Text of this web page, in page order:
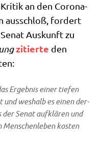
an den Coro­na-
aus­schloß, for­dert
Aus­kunft zu
zitier­te den
Ergeb­nis einer tie­fen
wes­halb es einen der­
der Senat auf­klä­ren und
Men­schen­le­ben kosten